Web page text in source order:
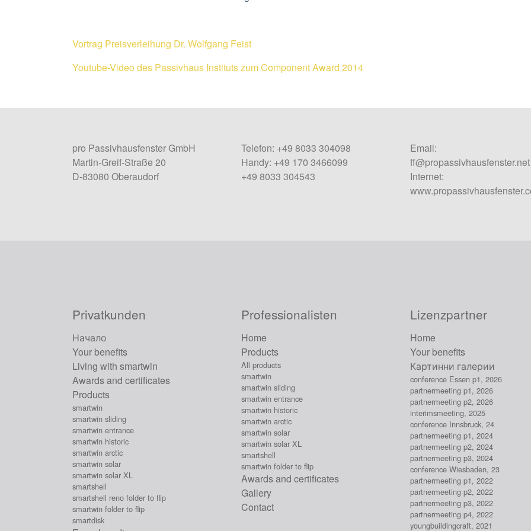
Vortrag Preisverleihung Dr. Wolfgang Feist
Youtube-Video des Passivhaus Instituts zum Component Award 2014
pro Passivhausfenster GmbH
Martin-Greif-Straße 20
D-83080 Oberaudorf
Telefon: +49 8033 304098
Handy: +49 170 3466099
+49 8033 304543
Email:
ff@propassivhausfenster.net
Internet:
Privatkunden
Начало
Your benefits
Living with smartwin
Awards and certificates
Products
smartwin
smartwin sliding
smartwin entrance
smartwin historic
smartwin arctic
smartwin solar
smartwin solar XL
smartshell
smartshell reno folder to flip
smartwin folder to flip
smartdisk
Professionalisten
Home
Products
All products
smartwin
smartwin sliding
smartwin entrance
smartwin historic
smartwin arctic
smartwin solar
smartwin solar XL
smartshell
smartwin folder to flip
Awards and certificates
Gallery
Contact
Lizenzpartner
Home
Your benefits
Картинни галерии
conference Essen p1, 2026
partnermeeting p1, 2026
partnermeeting p2, 2026
interimsmeeting, 2025
conference Innsbruck, 24
partnermeeting p1, 2024
partnermeeting p2, 2024
partnermeeting p3, 2024
conference Wiesbaden, 23
partnermeeting p1, 2022
partnermeeting p2, 2022
partnermeeting p3, 2022
partnermeeting p4, 2022
youngbuildingcraft, 2021